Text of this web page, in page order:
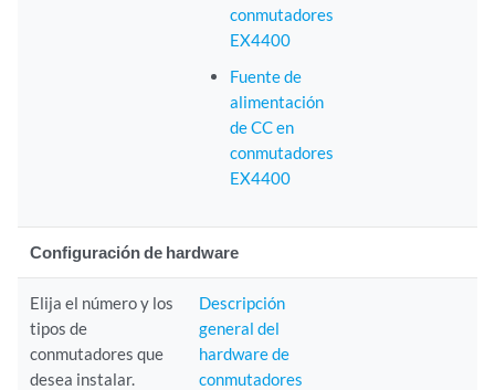
conmutadores
EX4400
Fuente de
alimentación
de CC en
conmutadores
EX4400
Configuración de hardware
Elija el número y los
tipos de
conmutadores que
desea instalar.
Descripción
general del
hardware de
conmutadores